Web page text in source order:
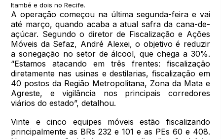
Itambé e dois no Recife.
A operação começou na última segunda-feira e vai
até março, quando acaba a atual safra da cana-de-
açúcar. Segundo o diretor de Fiscalização e Ações
Móveis da Sefaz, André Alexei, o objetivo é reduzir
a sonegação no setor de álcool, que chega a 30%.
“Estamos atacando em três frentes: fiscalização
diretamente nas usinas e destilarias, fiscalização em
40 postos da Região Metropolitana, Zona da Mata e
Agreste, e vigilância nos principais corredores
viários do estado”, detalhou.
Vinte e cinco equipes móveis estão fiscalizando
principalmente as BRs 232 e 101 e as PEs 60 e 408.